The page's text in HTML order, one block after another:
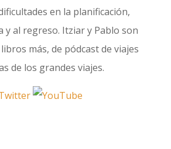
en la planificación,
y al regreso. Itziar y Pablo son
más, de pódcast de viajes
de los grandes viajes.